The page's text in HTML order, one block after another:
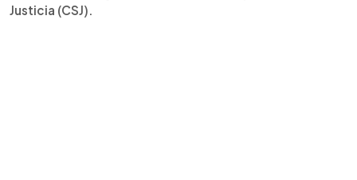
Justicia (CSJ).